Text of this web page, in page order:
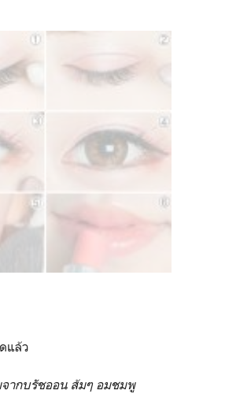
แล้ว
จากบรัชออน ส้มๆ อมชมพู